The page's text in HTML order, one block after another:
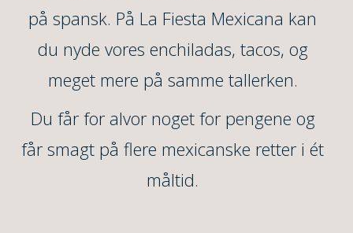
på spansk. På La Fiesta Mexicana kan
du nyde vores enchiladas, tacos, og
meget mere på samme tallerken.
Du får for alvor noget for pengene og
får smagt på flere mexicanske retter i ét
måltid.